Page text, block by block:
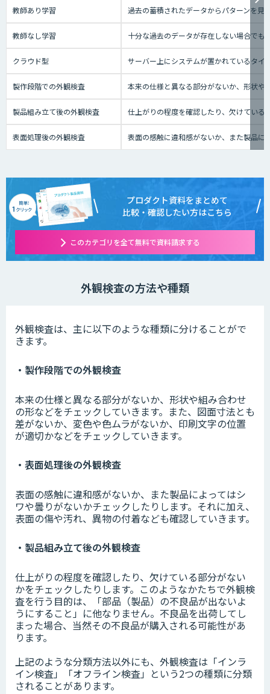
教師あり学習 過去の蓄積されたデータからパターンを見
教師なし学習 十分な過去のデータが存在しない場合でも
クラウド型 サーバー上にシステムが置かれているタ
製作段階での外観検査 本来の仕様と異なる部分がないか、形状や
製品組み立て後の外観検査 仕上がりの程度を確認したり、欠けている
表面処理後の外観検査 表面の感触に違和感がないか、また製品に
プロダクト資料をまとめて
比較・確認したい方はこちら
このカテゴリを全て無料で資料請求する
外観検査の方法や種類
外観検査は、主に以下のような種類に分けることがで
きます。
・製作段階での外観検査
本来の仕様と異なる部分がないか、形状や組み合わせ
の形などをチェックしていきます。また、図面寸法とも
差がないか、変色や色ムラがないか、印刷文字の位置
が適切かなどをチェックしていきます。
・表面処理後の外観検査
表面の感触に違和感がないか、また製品によってはシ
ワや曇りがないかチェックしたりします。それに加え、
表面の傷や汚れ、異物の付着なども確認していきます。
・製品組み立て後の外観検査
仕上がりの程度を確認したり、欠けている部分がない
かをチェックしたりします。このようなかたちで外観検
査を行う目的は、「部品（製品）の不良品が出ないよ
うにすること」に他なりません。不良品を出荷してし
まった場合、当然その不良品が購入される可能性があ
ります。
上記のような分類方法以外にも、外観検査は「インラ
イン検査」「オフライン検査」という2つの種類に分類
されることがあります。